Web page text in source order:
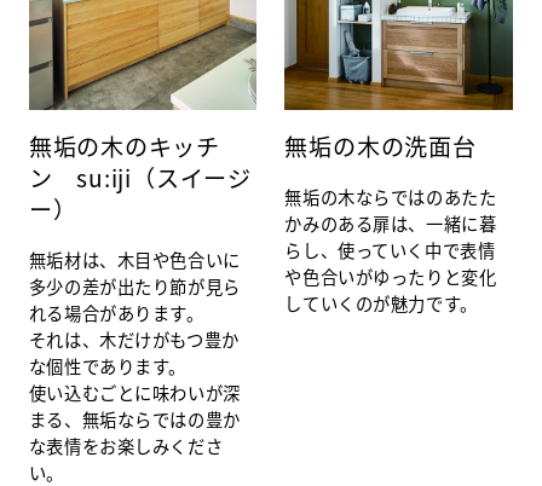
無垢の木のキッチ
ン su:iji（スイージ
ー）
無垢材は、木目や色合いに
多少の差が出たり節が見ら
れる場合があります。
それは、木だけがもつ豊か
な個性であります。
使い込むごとに味わいが深
まる、無垢ならではの豊か
な表情をお楽しみくださ
い。
無垢の木の洗面台
無垢の木ならではのあたた
かみのある扉は、一緒に暮
らし、使っていく中で表情
や色合いがゆったりと変化
していくのが魅力です。